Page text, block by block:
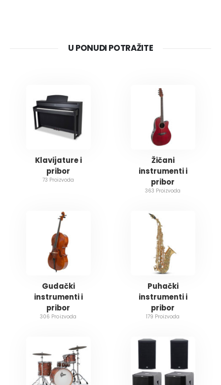
U PONUDI POTRAŽITE
Klavijature i
pribor
73 Proizvoda
Žičani
instrumenti i
pribor
363 Proizvoda
Gudački
instrumenti i
pribor
306 Proizvoda
Puhački
instrumenti i
pribor
179 Proizvoda